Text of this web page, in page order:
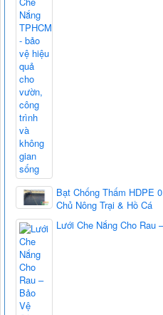
Bạt Chống Thấm HDPE
Chủ Nông Trại & Hồ Cá
Lưới Che Nắng Cho Rau